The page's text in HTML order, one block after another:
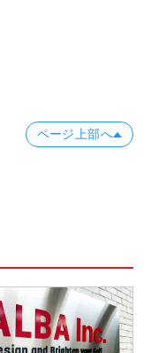
ページ上部へ